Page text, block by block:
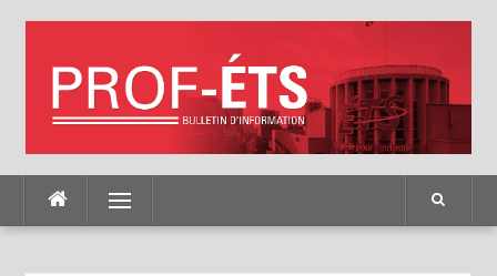
Menu